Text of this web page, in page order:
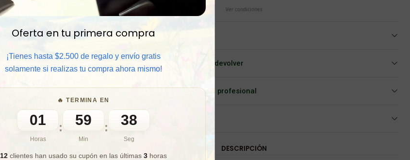
Oferta en tu primera compra
¡Tienes hasta $2.500 de regalo y envío gratis
solamente si realizas tu compra ahora mismo!
🔥 TERMINA EN
01
Horas
: 59
Min
: 36
Seg
12 clientes han usado su cupón en las últimas 3 horas
Ver condiciones
📦 Comprar al por mayor
⏰ Garantía 8 meses para cambiar o devolver
🧑‍💼 Atención al cliente y/o Asesoría profesional
🎁 Lo quiero para regalo
DESCRIPCIÓN